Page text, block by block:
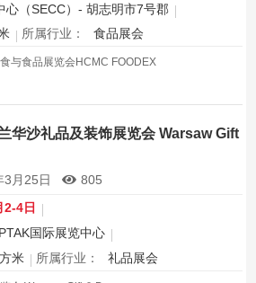
心（SECC）- 胡志明市7号郡
所属行业： 食品展会
与食品展览会HCMC FOODEX
华沙礼品及装饰展览会 Warsaw Gift
3月25日
805
2-4日
国际展览中心
米 所属行业： 礼品展会